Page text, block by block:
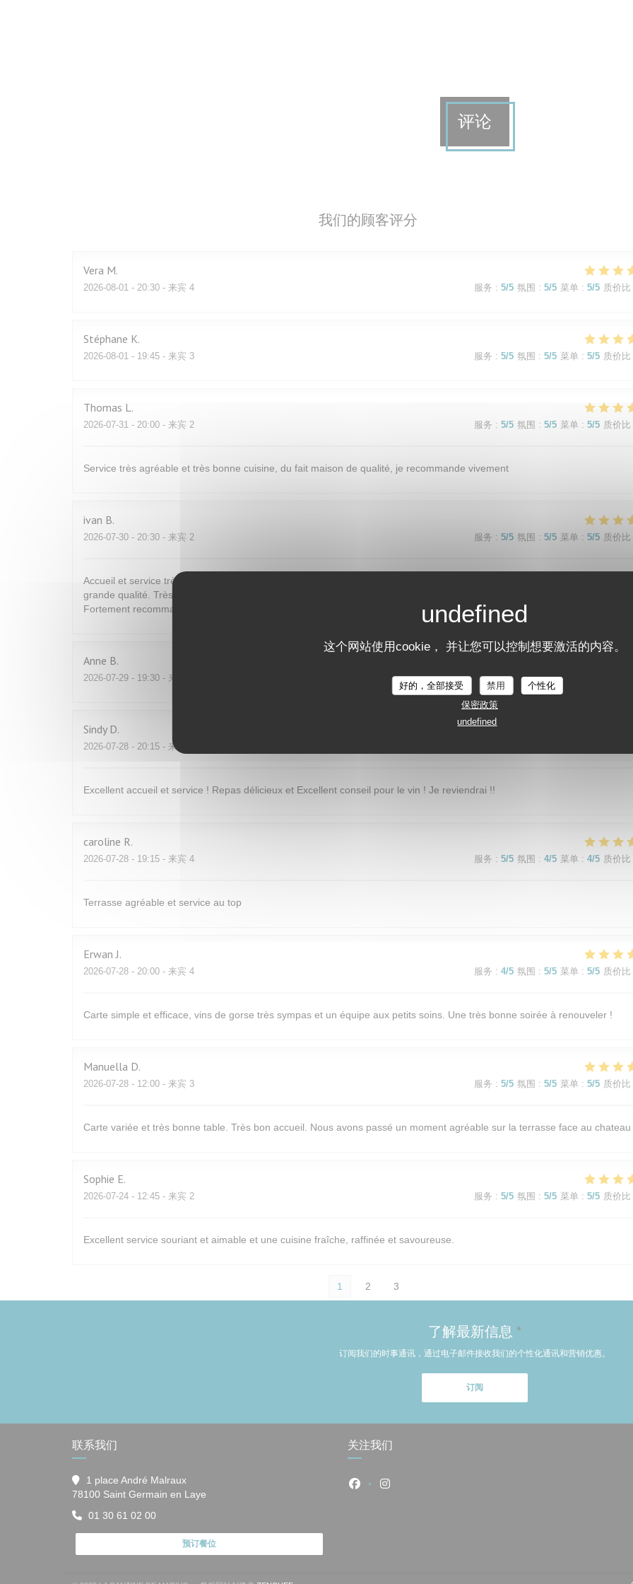
这个网站使用cookie， 并让您可以控制想要激活的内容。
好的，全部接受 禁用
个性化
保密政策
undefined
评论
我们的顾客评分
Vera M
2026-08-01 - 20:30 - 来宾 4 服务 : 5/5 氛围 : 5/5 菜单 : 5/5 质价比
Stéphane K
2026-08-01 - 19:45 - 来宾 3 服务 : 5/5 氛围 : 5/5 菜单 : 5/5 质价比
Thomas L
2026-07-31 - 20:00 - 来宾 2 服务 : 5/5 氛围 : 5/5 菜单 : 5/5 质价比
Service très agréable et très bonne cuisine, du fait maison de qualité, je recommande vivement
ivan B
2026-07-30 - 20:30 - 来宾 2 服务 : 5/5 氛围 : 5/5 菜单 : 5/5 质价比
Accueil et service très agréable et de bon conseil. Cadre cosy (salle et terrasse) Menu original. Entrées, plats et desserts de
grande qualité. Très bons vins. Tout est bon et fin pour un prix très raisonnable. Restaurant au top à tous les niveaux.
Fortement recommandé
Anne B
2026-07-29 - 19:30 - 来宾 3 服务: 5/5 氛围: 5/5 菜单
Sindy D
2026-07-28 - 20:15 - 来宾 2
Excellent accueil et service ! Repas délicieux et Excellent conseil pour le vin ! Je reviendrai !!
caroline R
2026-07-28 - 19:15 - 来宾 4 服务 : 5/5 氛围 : 4/5 菜单 : 4/5 质价比
Terrasse agréable et service au top
Erwan J
2026-07-28 - 20:00 - 来宾 4 服务 : 4/5 氛围 : 5/5 菜单 : 5/5 质价比
Carte simple et efficace, vins de gorse très sympas et un équipe aux petits soins. Une très bonne soirée à renouveler !
Manuella D
2026-07-28 - 12:00 - 来宾 3 服务 : 5/5 氛围 : 5/5 菜单 : 5/5 质价比
Carte variée et très bonne table. Très bon accueil. Nous avons passé un moment agréable sur la terrasse face au chateau
Sophie E
2026-07-24 - 12:45 - 来宾 2 服务 : 5/5 氛围 : 5/5 菜单 : 5/5 质价比
Excellent service souriant et aimable et une cuisine fraîche, raffinée et savoureuse.
1 2 3
了解最新信息 *
订阅我们的时事通讯，通过电子邮件接收我们的个性化通讯和营销优惠。
订阅
联系我们
1 place André Malraux
78100 Saint Germain en Laye
01 30 61 02 00
预订餐位
关注我们
Facebook ((在新窗口中打开))
Instagram ((在新窗口中打开))